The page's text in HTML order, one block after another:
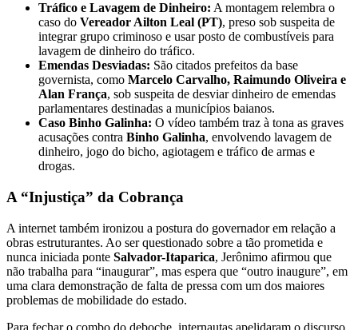
Tráfico e Lavagem de Dinheiro: A montagem relembra o
caso do Vereador Ailton Leal (PT), preso sob suspeita de
integrar grupo criminoso e usar posto de combustíveis para
lavagem de dinheiro do tráfico.
Emendas Desviadas: São citados prefeitos da base
governista, como Marcelo Carvalho, Raimundo Oliveira e
Alan França, sob suspeita de desviar dinheiro de emendas
parlamentares destinadas a municípios baianos.
Caso Binho Galinha: O vídeo também traz à tona as graves
acusações contra Binho Galinha, envolvendo lavagem de
dinheiro, jogo do bicho, agiotagem e tráfico de armas e
drogas.
A “Injustiça” da Cobrança
A internet também ironizou a postura do governador em relação a
obras estruturantes. Ao ser questionado sobre a tão prometida e
nunca iniciada ponte Salvador-Itaparica, Jerônimo afirmou que
não trabalha para “inaugurar”, mas espera que “outro inaugure”, em
uma clara demonstração de falta de pressa com um dos maiores
problemas de mobilidade do estado.
Para fechar o combo do deboche, internautas apelidaram o discurso